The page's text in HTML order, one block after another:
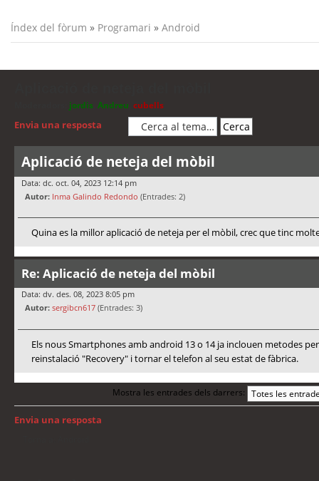
Índex del fòrum » Programari » Android
jordis Andreu cubells
Envia una resposta
Aplicació de neteja del mòbil
Data: dc. oct. 04, 2023 12:14 pm
Autor: Inma Galindo Redondo (Entrades: 2)
Quina es la millor aplicació de neteja per el mòbil, crec que tinc
Re: Aplicació de neteja del mòbil
Data: dv. des. 08, 2023 8:05 pm
Autor: sergibcn617 (Entrades: 3)
Els nous Smartphones amb android 13 o 14 ja inclouen metodes
reinstalació "Recovery" i tornar el telefon al seu estat de fàbrica.
Mostra les entrades dels darrers:
Envia una resposta